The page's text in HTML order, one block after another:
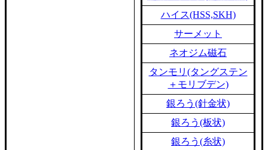
ハイス(HSS,SKH)
サーメット
ネオジム磁石
タンモリ(タングステン
＋モリブデン)
銀ろう(針金状)
銀ろう(板状)
銀ろう(糸状)